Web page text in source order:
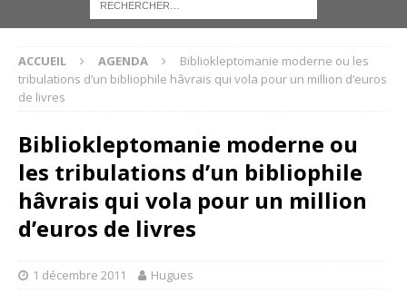
ACCUEIL AGENDA
Bibliokleptomanie moderne ou les
tribulations d’un bibliophile hâvrais qui vola pour un million d’euros
de livres
Bibliokleptomanie moderne ou
les tribulations d’un bibliophile
hâvrais qui vola pour un million
d’euros de livres
1 décembre 2011 Hugues